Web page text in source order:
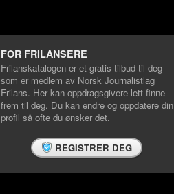
FOR FRILANSERE
Frilanskatalogen er et gratis tilbud til deg
som er medlem av Norsk Journalistlag
Frilans. Her kan oppdragsgivere lett finne
frem til deg. Du kan endre og oppdatere din
profil så ofte du ønsker det.
REGISTRER DEG